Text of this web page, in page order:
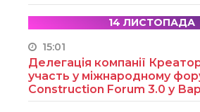
14 ЛИСТОПАДА
15:01
Делегація компанії
участь у міжнародному
Construction Forum 3.0 у